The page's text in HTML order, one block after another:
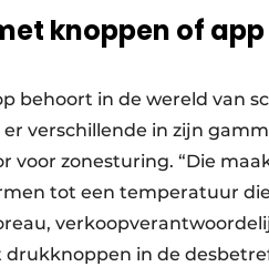
knoppen of app
behoort in de wereld van
verschillende in zijn
voor zonesturing. “Die
tot een temperatuur
in de